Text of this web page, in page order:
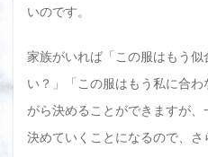
め
一人
しの
断捨
離は
衣替
いのです。
家族がいれば「この服はもう
い？」「この服はもう私に合
がら決めることができますが
決めていくことになるので、さ